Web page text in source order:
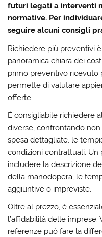
futuri legati a interventi
normative. Per
seguire alcuni consigli
Richiedere più preventivi
panoramica chiara dei
primo preventivo ricevuto
permette di valutare
offerte.
È consigliabile richiedere
diverse, confrontando
spesa dettagliate, le
condizioni contrattuali. Un
includere la descrizione
della manodopera, le
aggiuntive o impreviste.
Oltre al prezzo, è
l’affidabilità delle imprese.
referenze può fare la